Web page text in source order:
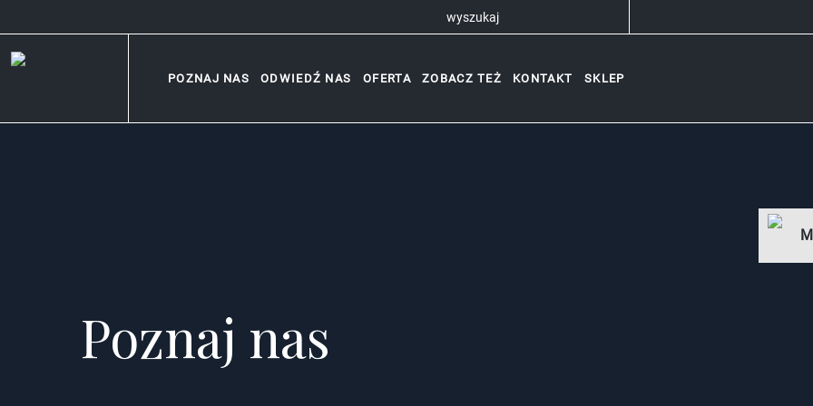
POZNAJ NAS ODWIEDŹ NAS OFERTA ZOBACZ TEŻ KONTAKT SKLEP
Poznaj nas